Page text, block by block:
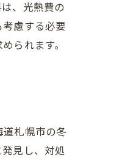
、光熱費の
慮する必要
られます。
札幌市の冬
見し、対処